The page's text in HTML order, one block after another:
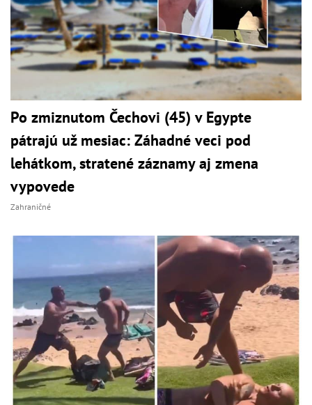
Po zmiznutom Čechovi (45) v Egypte
pátrajú už mesiac: Záhadné veci pod
lehátkom, stratené záznamy aj zmena
vypovede
Zahraničné